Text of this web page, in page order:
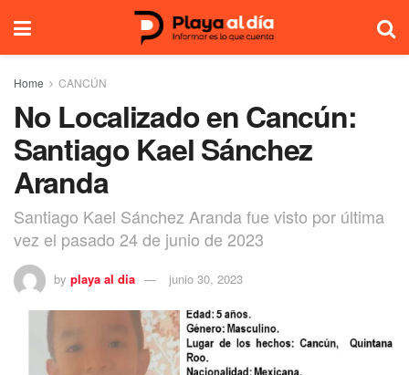
Home CANCÚN
No Localizado en Cancún:
Santiago Kael Sánchez
Aranda
Santiago Kael Sánchez Aranda fue visto por última
vez el pasado 24 de junio de 2023
by playa al dia junio 30, 2023